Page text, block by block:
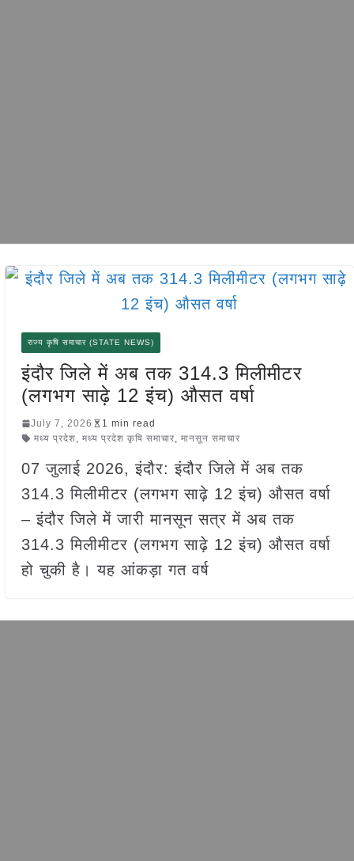
राज्य कृषि समाचार (STATE NEWS)
इंदौर जिले में अब तक 314.3 मिलीमीटर
(लगभग साढ़े 12 इंच) औसत वर्षा
July 7, 2026
1 min read
मध्य प्रदेश, मध्य प्रदेश कृषि समाचार, मानसून समाचार
07 जुलाई 2026, इंदौर: इंदौर जिले में अब तक
314.3 मिलीमीटर (लगभग साढ़े 12 इंच) औसत वर्षा
– इंदौर जिले में जारी मानसून सत्र में अब तक
314.3 मिलीमीटर (लगभग साढ़े 12 इंच) औसत वर्षा
हो चुकी है। यह आंकड़ा गत वर्ष